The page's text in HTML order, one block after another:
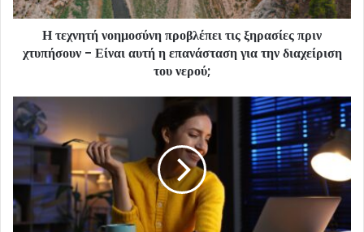
Η τεχνητή νοημοσύνη προβλέπει τις ξηρασίες πριν
χτυπήσουν - Είναι αυτή η επανάσταση για την διαχείριση
του νερού;